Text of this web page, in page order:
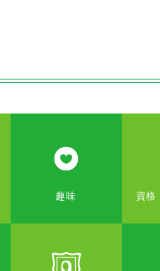
趣味 資格